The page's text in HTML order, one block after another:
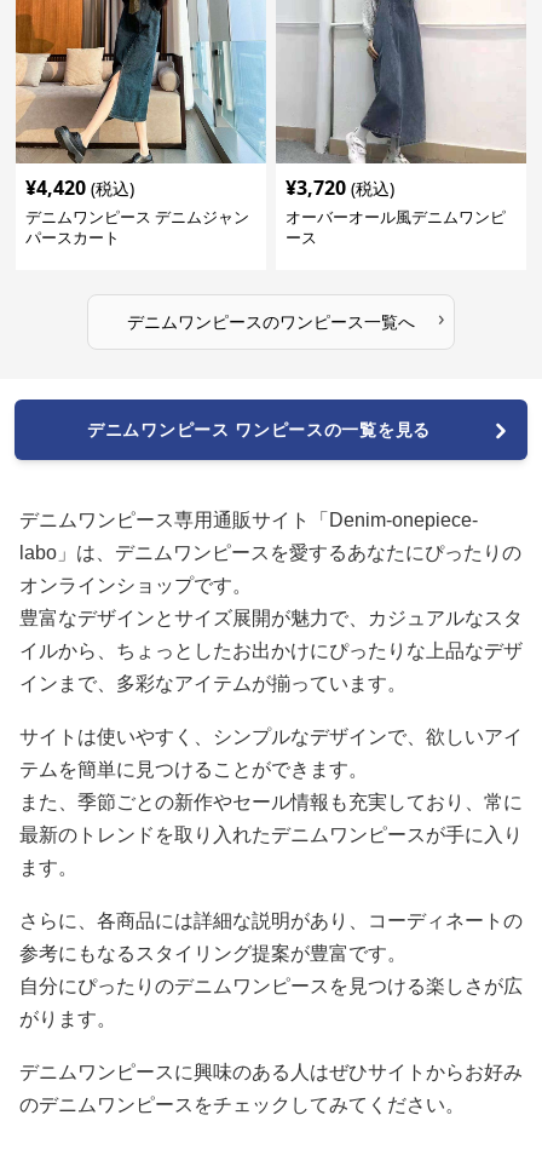
¥4,420 (税込)
デニムワンピース デニムジャン
パースカート
¥3,720 (税込)
オーバーオール風デニムワンピ
ース
デニムワンピースのワンピース一覧へ ›
デニムワンピース ワンピースの一覧を見る
デニムワンピース専用通販サイト「Denim-onepiece-
labo」は、デニムワンピースを愛するあなたにぴったりの
オンラインショップです。
豊富なデザインとサイズ展開が魅力で、カジュアルなスタ
イルから、ちょっとしたお出かけにぴったりな上品なデザ
インまで、多彩なアイテムが揃っています。
サイトは使いやすく、シンプルなデザインで、欲しいアイ
テムを簡単に見つけることができます。
また、季節ごとの新作やセール情報も充実しており、常に
最新のトレンドを取り入れたデニムワンピースが手に入り
ます。
さらに、各商品には詳細な説明があり、コーディネートの
参考にもなるスタイリング提案が豊富です。
自分にぴったりのデニムワンピースを見つける楽しさが広
がります。
デニムワンピースに興味のある人はぜひサイトからお好み
のデニムワンピースをチェックしてみてください。